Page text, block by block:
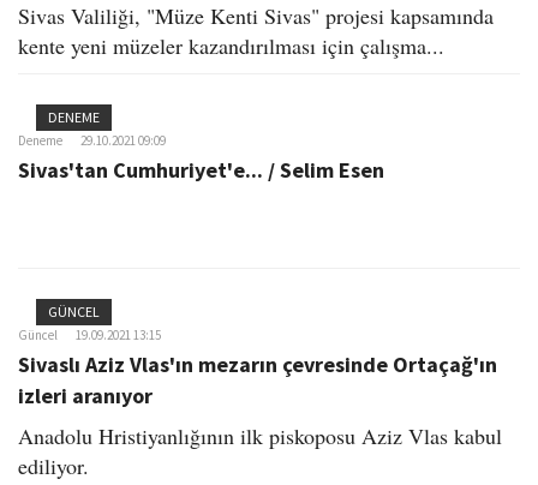
Sivas Valiliği, "Müze Kenti Sivas" projesi kapsamında
kente yeni müzeler kazandırılması için çalışma...
DENEME
Deneme 29.10.2021 09:09
Sivas'tan Cumhuriyet'e... / Selim Esen
GÜNCEL
Güncel 19.09.2021 13:15
Sivaslı Aziz Vlas'ın mezarın çevresinde Ortaçağ'ın
izleri aranıyor
Anadolu Hristiyanlığının ilk piskoposu Aziz Vlas kabul
ediliyor.